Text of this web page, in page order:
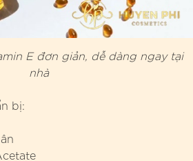
E đơn giản, dễ dàng ngay tại
nhà
bị: